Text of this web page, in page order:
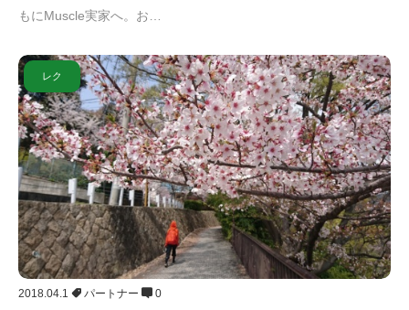
もにMuscle実家へ。お…
レク
2018.04.1 パートナー 0